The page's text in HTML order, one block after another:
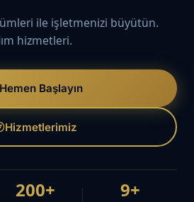
ile işletmenizi büyütün.
hizmetleri.
Hemen Başlayın
Hizmetlerimiz
200+ 9+